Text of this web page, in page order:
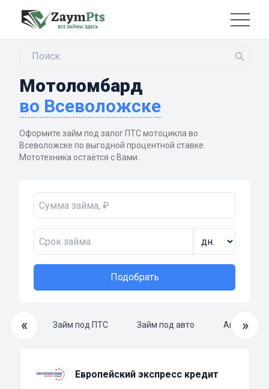
Мотоломбард
во Всеволожске
Оформите займ под залог ПТС мотоцикла во
Всеволожске по выгодной процентной ставке.
Мототехника остаётся с Вами.
Подобрать
«
займ Займ под ПТС Займ под авто »
Европейский экспресс кредит